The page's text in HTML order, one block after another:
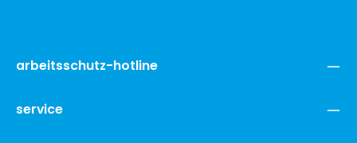
arbeitsschutz-hotline
service